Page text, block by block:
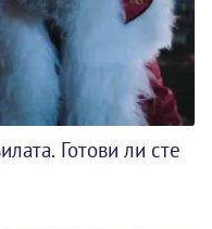
Готови ли сте